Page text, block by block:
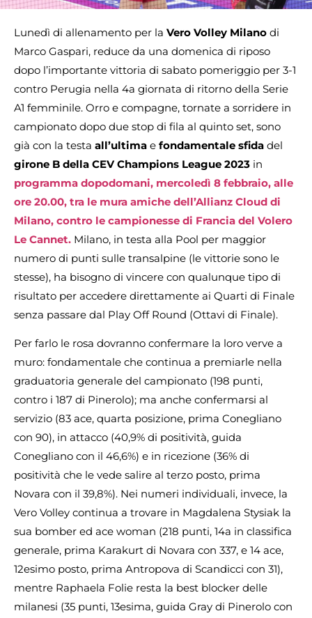
Lunedì di allenamento per la Vero Volley Milano di
Marco Gaspari, reduce da una domenica di riposo
dopo l’importante vittoria di sabato pomeriggio per 3-1
contro Perugia nella 4a giornata di ritorno della Serie
A1 femminile. Orro e compagne, tornate a sorridere in
campionato dopo due stop di fila al quinto set, sono
già con la testa all’ultima e fondamentale sfida del
girone B della CEV Champions League 2023 in
programma dopodomani, mercoledì 8 febbraio, alle
ore 20.00, tra le mura amiche dell’Allianz Cloud di
Milano, contro le campionesse di Francia del Volero
Le Cannet. Milano, in testa alla Pool per maggior
numero di punti sulle transalpine (le vittorie sono le
stesse), ha bisogno di vincere con qualunque tipo di
risultato per accedere direttamente ai Quarti di Finale
senza passare dal Play Off Round (Ottavi di Finale).
Per farlo le rosa dovranno confermare la loro verve a
muro: fondamentale che continua a premiarle nella
graduatoria generale del campionato (198 punti,
contro i 187 di Pinerolo); ma anche confermarsi al
servizio (83 ace, quarta posizione, prima Conegliano
con 90), in attacco (40,9% di positività, guida
Conegliano con il 46,6%) e in ricezione (36% di
positività che le vede salire al terzo posto, prima
Novara con il 39,8%). Nei numeri individuali, invece, la
Vero Volley continua a trovare in Magdalena Stysiak la
sua bomber ed ace woman (218 punti, 14a in classifica
generale, prima Karakurt di Novara con 337, e 14 ace,
12esimo posto, prima Antropova di Scandicci con 31),
mentre Raphaela Folie resta la best blocker delle
milanesi (35 punti, 13esima, guida Gray di Pinerolo con